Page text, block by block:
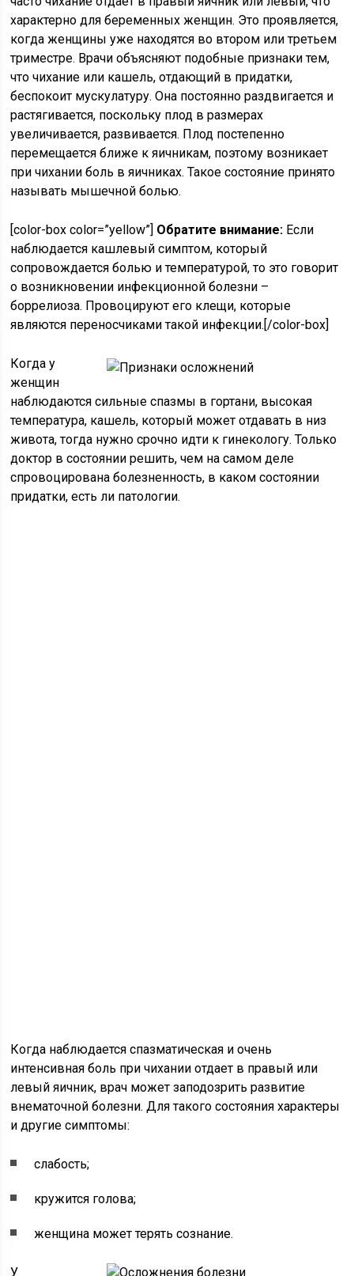
характерно для беременных женщин. Это проявляется,
когда женщины уже находятся во втором или третьем
триместре. Врачи объясняют подобные признаки тем,
что чихание или кашель, отдающий в придатки,
беспокоит мускулатуру. Она постоянно раздвигается и
растягивается, поскольку плод в размерах
увеличивается, развивается. Плод постепенно
перемещается ближе к яичникам, поэтому возникает
при чихании боль в яичниках. Такое состояние принято
называть мышечной болью.
[color-box color=”yellow”] Обратите внимание: Если
наблюдается кашлевый симптом, который
сопровождается болью и температурой, то это говорит
о возникновении инфекционной болезни –
боррелиоза. Провоцируют его клещи, которые
являются переносчиками такой инфекции.[/color-box]
Когда у
женщин
наблюдаются сильные спазмы в гортани, высокая
температура, кашель, который может отдавать в низ
живота, тогда нужно срочно идти к гинекологу. Только
доктор в состоянии решить, чем на самом деле
спровоцирована болезненность, в каком состоянии
придатки, есть ли патологии.
Когда наблюдается спазматическая и очень
интенсивная боль при чихании отдает в правый или
левый яичник, врач может заподозрить развитие
внематочной болезни. Для такого состояния характеры
и другие симптомы:
слабость;
кружится голова;
женщина может терять сознание.
У